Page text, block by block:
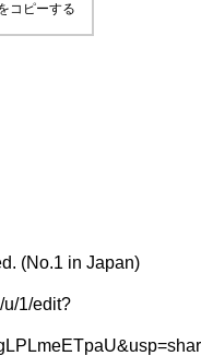
コピーする
(No.1 in Japan)
1/edit?